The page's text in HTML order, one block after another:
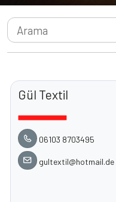
Gül Textil
06103 8703495
gultextil@hotmail.de